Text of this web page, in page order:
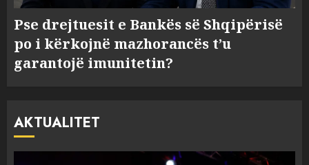
Pse drejtuesit e Bankës së Shqipërisë
po i kërkojnë mazhorancës t’u
garantojë imunitetin?
AKTUALITET